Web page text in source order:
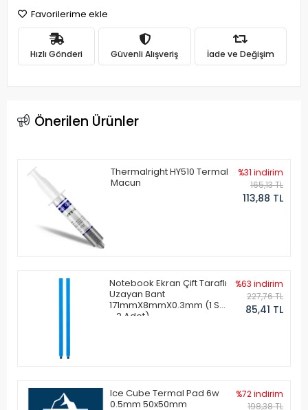
Favorilerime ekle
Hızlı Gönderi Güvenli Alışveriş İade ve Değişim
Önerilen Ürünler
Thermalright HY510 Termal
Macun
%31 indirim
165,13 TL
113,88 TL
Notebook Ekran Çift Taraflı
Uzayan Bant
171mmX8mmX0.3mm (1 Set
- 2 Adet)
%63 indirim
227,76 TL
85,41 TL
Ice Cube Termal Pad 6w
0.5mm 50x50mm
%72 indirim
198,38 TL